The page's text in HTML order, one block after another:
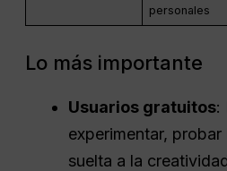
personales
Lo más importante
Usuarios gratuitos:
experimentar,
suelta a la